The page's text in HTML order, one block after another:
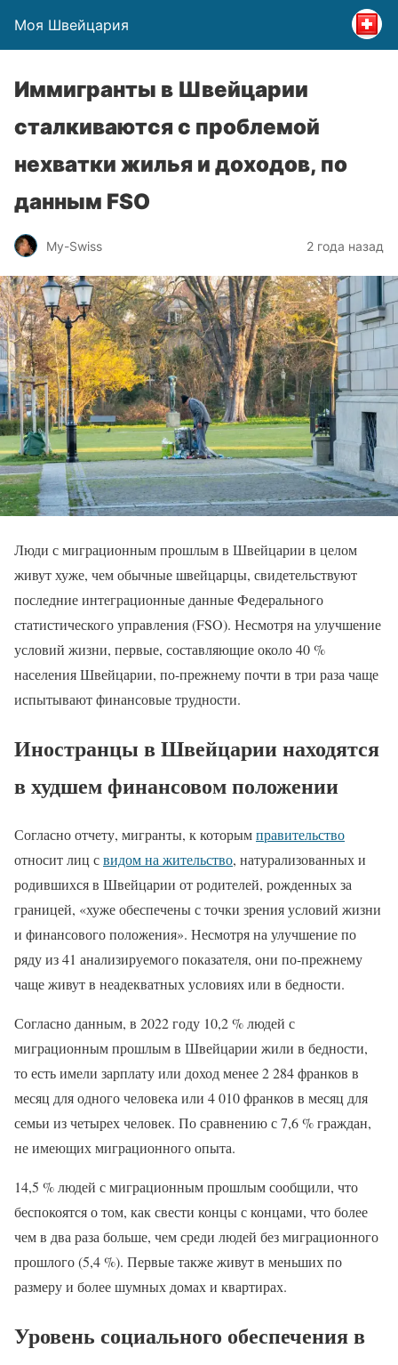
Моя Швейцария
Иммигранты в Швейцарии
сталкиваются с проблемой
нехватки жилья и доходов, по
данным FSO
My-Swiss 2 года назад
Люди с миграционным прошлым в Швейцарии в целом
живут хуже, чем обычные швейцарцы, свидетельствуют
последние интеграционные данные Федерального
статистического управления (FSO). Несмотря на улучшение
условий жизни, первые, составляющие около 40 %
населения Швейцарии, по-прежнему почти в три раза чаще
испытывают финансовые трудности.
Иностранцы в Швейцарии находятся
в худшем финансовом положении
Согласно отчету, мигранты, к которымправительство
относит лиц свидом на жительство, натурализованных и
родившихся в Швейцарии от родителей, рожденных за
границей, «хуже обеспечены с точки зрения условий жизни
и финансового положения». Несмотря на улучшение по
ряду из 41 анализируемого показателя, они по-прежнему
чаще живут в неадекватных условиях или в бедности.
Согласно данным, в 2022 году 10,2 % людей с
миграционным прошлым в Швейцарии жили в бедности,
то есть имели зарплату или доход менее 2 284 франков в
месяц для одного человека или 4 010 франков в месяц для
семьи из четырех человек. По сравнению с 7,6 % граждан,
не имеющих миграционного опыта.
14,5 % людей с миграционным прошлым сообщили, что
беспокоятся о том, как свести концы с концами, что более
чем в два раза больше, чем среди людей без миграционного
прошлого (5,4 %). Первые также живут в меньших по
размеру и более шумных домах и квартирах.
Уровень социального обеспечения в